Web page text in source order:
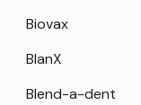
Biovax
BlanX
Blend-a-dent